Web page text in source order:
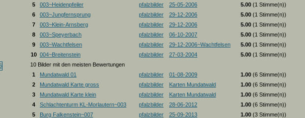
5
003~Heidenpfeiler pfalzbilder 25-05-2006 5.00 (1 Stimme(n))
6
003~Jungfernsprung pfalzbilder 29-12-2006 5.00 (1 Stimme(n))
7
003~Klein-Arnsberg pfalzbilder 29-12-2006 5.00 (1 Stimme(n))
8
003~Speyerbach pfalzbilder 06-10-2007 5.00 (1 Stimme(n))
9
003~Wachtfelsen pfalzbilder 29-12-2006~Wachtfelsen 5.00 (1 Stimme(n))
10 004~Breitenstein pfalzbilder 27-03-2004 5.00 (1 Stimme(n))
10 Bilder mit den meisten Bewertungen
1
Mundatwald 01 pfalzbilder 01-08-2009 1.00 (6 Stimme(n))
2
Mundatwald Karte gross pfalzbilder Karten Mundatwald 1.00 (6 Stimme(n))
3
Mundatwald Karte klein pfalzbilder Karten Mundatwald 1.00 (6 Stimme(n))
4
Schlachtenturm KL-Morlautern~003 pfalzbilder 28-06-2012 1.00 (6 Stimme(n))
5
Burg Falkenstein~007 pfalzbilder 25-09-2013 1.00 (3 Stimme(n))